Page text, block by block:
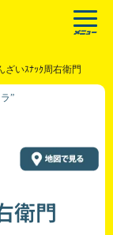
ざいｽﾅｯｸ周右衛門
”
衛門